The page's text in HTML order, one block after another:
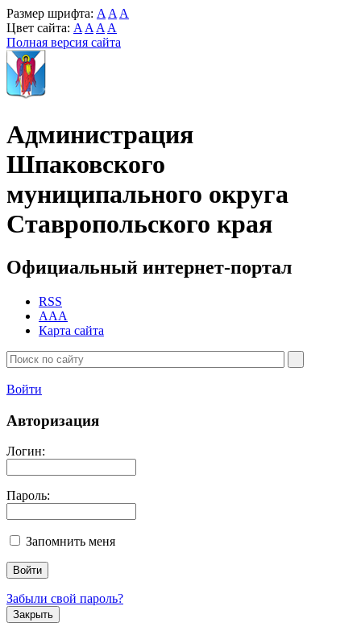
Размер шрифта: A A A
Цвет сайта: A A A A
Полная версия сайта
Администрация
Шпаковского
муниципального округа
Ставропольского края
Официальный интернет-портал
RSS
AAA
Карта сайта
Войти
Авторизация
Логин:
Пароль:
Запомнить меня
Забыли свой пароль?
Закрыть